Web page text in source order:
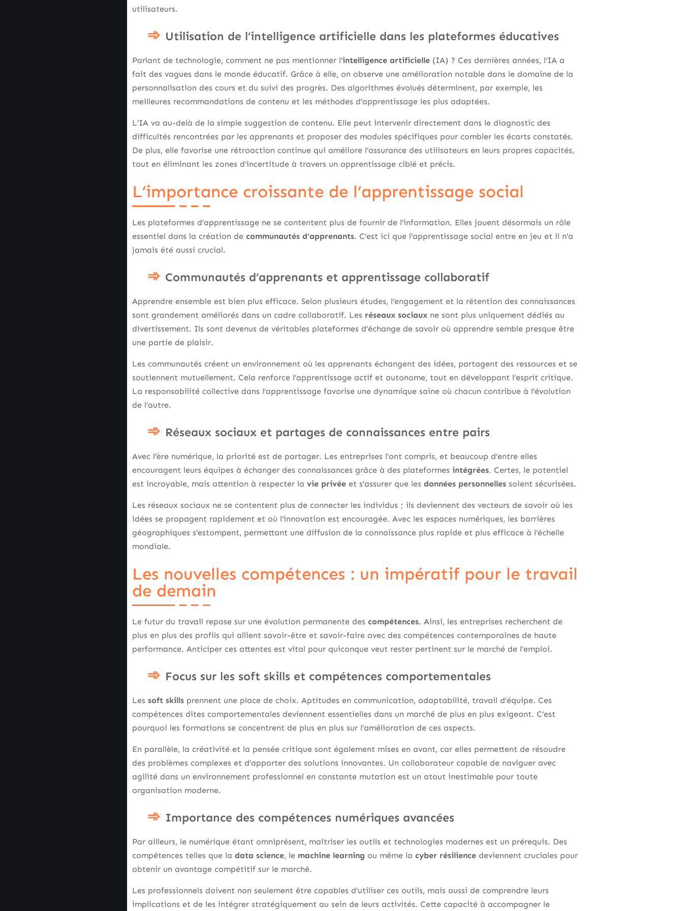
utilisateurs.
Utilisation de l’intelligence artificielle dans les plateformes éducatives
Parlant de technologie, comment ne pas mentionner l’intelligence artificielle (IA) ? Ces dernières années, l’IA a
fait des vagues dans le monde éducatif. Grâce à elle, on observe une amélioration notable dans le domaine de la
personnalisation des cours et du suivi des progrès. Des algorithmes évolués déterminent, par exemple, les
meilleures recommandations de contenu et les méthodes d’apprentissage les plus adaptées.
L’IA va au-delà de la simple suggestion de contenu. Elle peut intervenir directement dans le diagnostic des
difficultés rencontrées par les apprenants et proposer des modules spécifiques pour combler les écarts constatés.
De plus, elle favorise une rétroaction continue qui améliore l’assurance des utilisateurs en leurs propres capacités,
tout en éliminant les zones d’incertitude à travers un apprentissage ciblé et précis.
L’importance croissante de l’apprentissage social
Les plateformes d’apprentissage ne se contentent plus de fournir de l’information. Elles jouent désormais un rôle
essentiel dans la création de communautés d’apprenants. C’est ici que l’apprentissage social entre en jeu et il n’a
jamais été aussi crucial.
Communautés d’apprenants et apprentissage collaboratif
Apprendre ensemble est bien plus efficace. Selon plusieurs études, l’engagement et la rétention des connaissances
sont grandement améliorés dans un cadre collaboratif. Les réseaux sociaux ne sont plus uniquement dédiés au
divertissement. Ils sont devenus de véritables plateformes d’échange de savoir où apprendre semble presque être
une partie de plaisir.
Les communautés créent un environnement où les apprenants échangent des idées, partagent des ressources et se
soutiennent mutuellement. Cela renforce l’apprentissage actif et autonome, tout en développant l’esprit critique.
La responsabilité collective dans l’apprentissage favorise une dynamique saine où chacun contribue à l’évolution
de l’autre.
Réseaux sociaux et partages de connaissances entre pairs
Avec l’ère numérique, la priorité est de partager. Les entreprises l’ont compris, et beaucoup d’entre elles
encouragent leurs équipes à échanger des connaissances grâce à des plateformes intégrées. Certes, le potentiel
est incroyable, mais attention à respecter la vie privée et s’assurer que les données personnelles soient sécurisées.
Les réseaux sociaux ne se contentent plus de connecter les individus ; ils deviennent des vecteurs de savoir où les
idées se propagent rapidement et où l’innovation est encouragée. Avec les espaces numériques, les barrières
géographiques s’estompent, permettant une diffusion de la connaissance plus rapide et plus efficace à l’échelle
mondiale.
Les nouvelles compétences : un impératif pour le travail
de demain
Le futur du travail repose sur une évolution permanente des compétences. Ainsi, les entreprises recherchent de
plus en plus des profils qui allient savoir-être et savoir-faire avec des compétences contemporaines de haute
performance. Anticiper ces attentes est vital pour quiconque veut rester pertinent sur le marché de l’emploi.
Focus sur les soft skills et compétences comportementales
Les soft skills prennent une place de choix. Aptitudes en communication, adaptabilité, travail d’équipe. Ces
compétences dites comportementales deviennent essentielles dans un marché de plus en plus exigeant. C’est
pourquoi les formations se concentrent de plus en plus sur l’amélioration de ces aspects.
En parallèle, la créativité et la pensée critique sont également mises en avant, car elles permettent de résoudre
des problèmes complexes et d’apporter des solutions innovantes. Un collaborateur capable de naviguer avec
agilité dans un environnement professionnel en constante mutation est un atout inestimable pour toute
organisation moderne.
Importance des compétences numériques avancées
Par ailleurs, le numérique étant omniprésent, maîtriser les outils et technologies modernes est un prérequis. Des
compétences telles que la data science, le machine learning ou même la cyber résilience deviennent cruciales pour
obtenir un avantage compétitif sur le marché.
Les professionnels doivent non seulement être capables d’utiliser ces outils, mais aussi de comprendre leurs
implications et de les intégrer stratégiquement au sein de leurs activités. Cette capacité à accompagner le